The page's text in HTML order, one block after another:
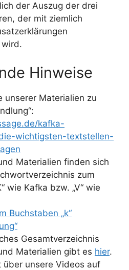
der Auszug der drei
der mit ziemlich
Hinweise
unserer Materialien zu
kafka-
wichtigsten-textstellen-
Materialien finden sich
zum
wie Kafka bzw. „V“ wie
Buchstaben „k“
Gesamtverzeichnis
Materialien gibt es hier.
über unsere Videos auf